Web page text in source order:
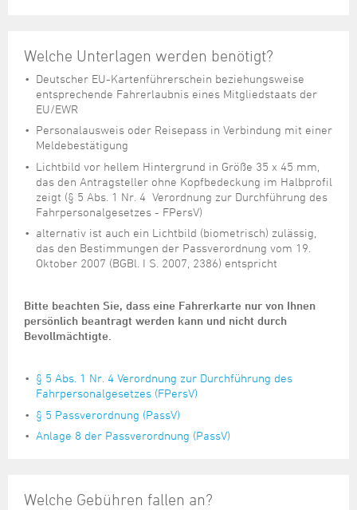
Welche Unterlagen werden benötigt?
Deutscher EU-Kartenführerschein beziehungsweise
entsprechende Fahrerlaubnis eines Mitgliedstaats der
EU/EWR
Personalausweis oder Reisepass in Verbindung mit einer
Meldebestätigung
Lichtbild vor hellem Hintergrund in Größe 35 x 45 mm,
das den Antragsteller ohne Kopfbedeckung im Halbprofil
zeigt (§ 5 Abs. 1 Nr. 4 Verordnung zur Durchführung des
Fahrpersonalgesetzes - FPersV)
alternativ ist auch ein Lichtbild (biometrisch) zulässig,
das den Bestimmungen der Passverordnung vom 19.
Oktober 2007 (BGBl. I S. 2007, 2386) entspricht
Bitte beachten Sie, dass eine Fahrerkarte nur von Ihnen
persönlich beantragt werden kann und nicht durch
Bevollmächtigte.
§ 5 Abs. 1 Nr. 4 Verordnung zur Durchführung des
Fahrpersonalgesetzes (FPersV)
§ 5 Passverordnung (PassV)
Anlage 8 der Passverordnung (PassV)
Welche Gebühren fallen an?